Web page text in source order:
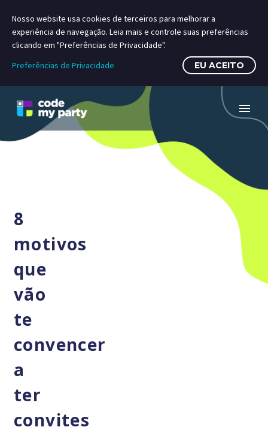
8
motivos
que
vão
te
convencer
a
ter
convites
Nosso website usa cookies de terceiros para melhorar a
experiência de navegação. Leia mais e controle suas preferências
clicando em "Preferências de Privacidade".
Preferências de Privacidade
EU ACEITO